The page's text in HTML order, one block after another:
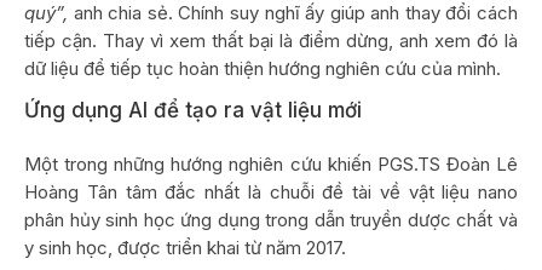
quý”, anh chia sẻ. Chính suy nghĩ ấy giúp anh thay đổi cách
tiếp cận. Thay vì xem thất bại là điểm dừng, anh xem đó là
dữ liệu để tiếp tục hoàn thiện hướng nghiên cứu của mình.
Ứng dụng AI để tạo ra vật liệu mới
Một trong những hướng nghiên cứu khiến PGS.TS Đoàn Lê
Hoàng Tân tâm đắc nhất là chuỗi đề tài về vật liệu nano
phân hủy sinh học ứng dụng trong dẫn truyền dược chất và
y sinh học, được triển khai từ năm 2017.